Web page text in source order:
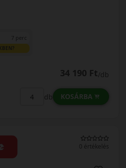
7 perc
34 190 Ft/db
db KOSÁRBA
0 értékelés